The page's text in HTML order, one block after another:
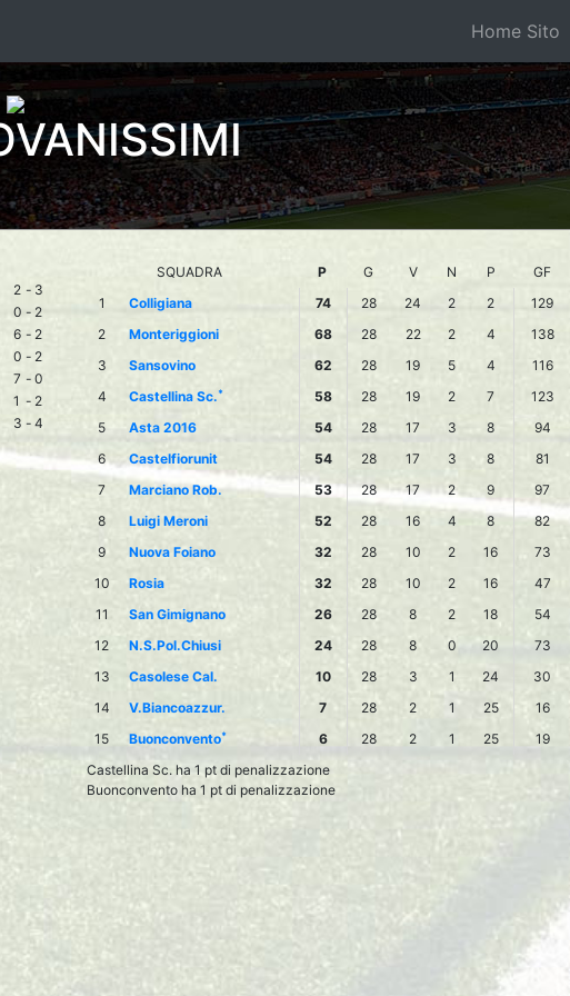
Home Sito
2 - 3
0 - 2
6 - 2
0 - 2
7 - 0
1 - 2
3 - 4
SQUADRA P G V N P GF
1
Colligiana 74 28 24 2 2 129
2
Monteriggioni 68 28 22 2 4 138
3
Sansovino 62 28 19 5 4 116
4
Castellina Sc.* 58 28 19 2 7 123
5
Asta 2016 54 28 17 3 8 94
6
Castelfiorunit 54 28 17 3 8 81
7
Marciano Rob. 53 28 17 2 9 97
8
Luigi Meroni 52 28 16 4 8 82
9
Nuova Foiano 32 28 10 2 16 73
10
Rosia 32 28 10 2 16 47
11
San Gimignano 26 28 8 2 18 54
12
N.S.Pol.Chiusi 24 28 8 0 20 73
13
Casolese Cal. 10 28 3 1 24 30
14
V.Biancoazzur. 7 28 2 1 25 16
15
Buonconvento* 6 28 2 1 25 19
Castellina Sc. ha 1 pt di penalizzazione
Buonconvento ha 1 pt di penalizzazione